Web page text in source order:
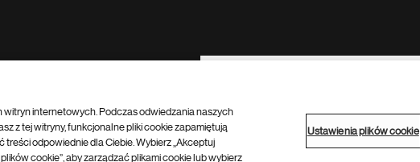
Footer Site Search
internetowych. Podczas odwiedzania naszych
z tej witryny, funkcjonalne pliki cookie zapamiętują
odpowiednie dla Ciebie. Wybierz „Akceptuj
cookie”, aby zarządzać plikami cookie lub wybierz
Ustawienia plików cookie